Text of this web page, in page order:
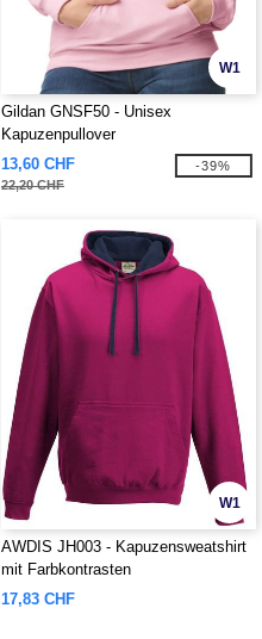
W1
Gildan GNSF50 - Unisex
Kapuzenpullover
13,60 CHF
22,20 CHF
-39%
W1
AWDIS JH003 - Kapuzensweatshirt
mit Farbkontrasten
17,83 CHF